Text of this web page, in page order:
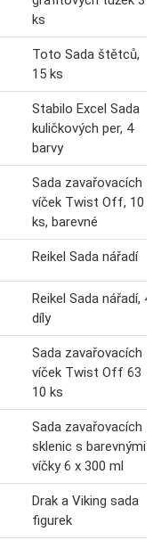
ks
Toto Sada štětců,
15 ks
Stabilo Excel Sada
kuličkových per, 4
barvy
Sada zavařovacích
víček Twist Off, 10
ks, barevné
Reikel Sada nářadí
Reikel Sada nářadí, 4
díly
Sada zavařovacích
víček Twist Off 63
10 ks
Sada zavařovacích
sklenic s barevnými
víčky 6 x 300 ml
Drak a Viking sada
figurek